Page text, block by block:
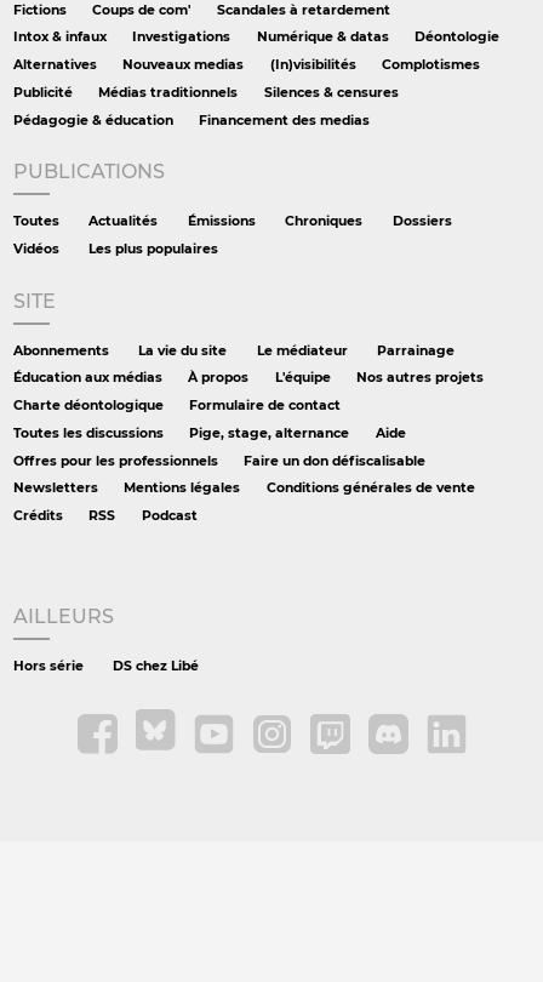
Fictions Coups de com'
Scandales à retardement
Intox & infaux
Investigations Numérique & datas
Déontologie
Alternatives
Nouveaux medias (In)visibilités
Complotismes
Publicité
Médias traditionnels
Silences & censures
Pédagogie & éducation
Financement des medias
PUBLICATIONS
Toutes Actualités Émissions Chroniques
Dossiers
Vidéos
Les plus populaires
SITE
Abonnements La vie du site Le médiateur
Parrainage
Éducation aux médias
À propos L'équipe
Nos autres projets
Charte déontologique
Formulaire de contact
Toutes les discussions
Pige, stage, alternance
Aide
Offres pour les professionnels
Faire un don défiscalisable
Newsletters
Mentions légales
Conditions générales de vente
Crédits
RSS Podcast
AILLEURS
Hors série DS chez Libé